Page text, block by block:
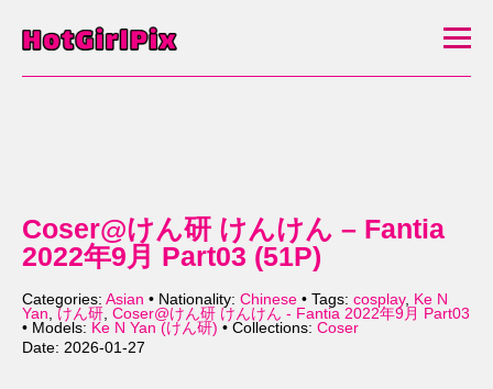
Coser@けん研 けんけん – Fantia
2022年9月 Part03 (51P)
Categories: Asian • Nationality: Chinese • Tags: cosplay, Ke N
Yan, けん研, Coser@けん研 けんけん - Fantia 2022年9月 Part03
• Models: Ke N Yan (けん研) • Collections: Coser
Date: 2026-01-27